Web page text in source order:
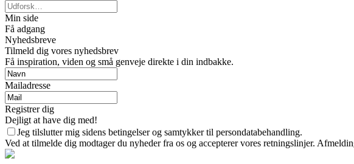
Min side
Få adgang
Nyhedsbreve
Tilmeld dig vores nyhedsbrev
Få inspiration, viden og små genveje direkte i din indbakke.
Mailadresse
Registrer dig
Dejligt at have dig med!
Jeg tilslutter mig sidens betingelser og samtykker til persondatabehandling.
Ved at tilmelde dig modtager du nyheder fra os og accepterer vores retningslinjer.